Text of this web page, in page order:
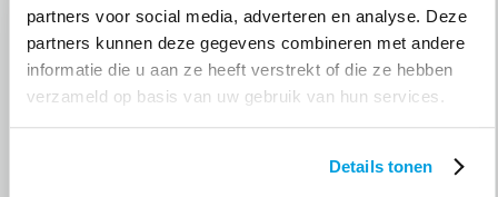
partners voor social media, adverteren en analyse. Deze
partners kunnen deze gegevens combineren met andere
informatie die u aan ze heeft verstrekt of die ze hebben
verzameld op basis van uw gebruik van hun services.
Details tonen
Aan de slag bij Novaware